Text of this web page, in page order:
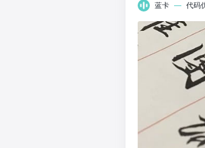
蓝卡 — 代码